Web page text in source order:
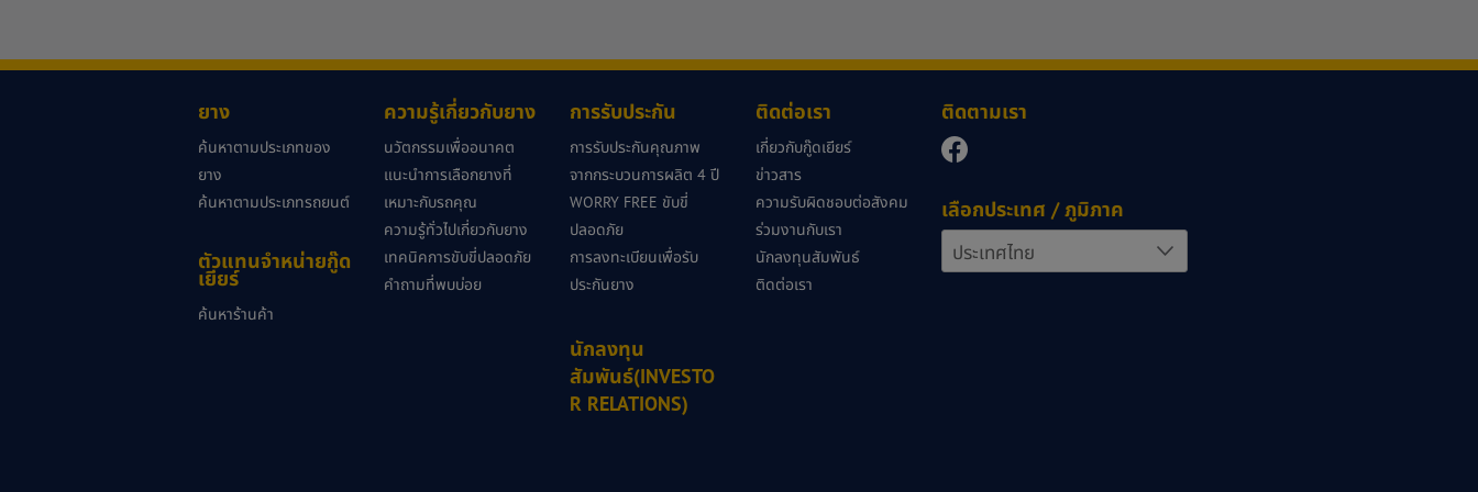
ยาง
ค้นหาตามประเภทของ
ยาง
ค้นหาตามประเภทรถยนต์
ตัวแทนจำหน่ายกู๊ด
เยียร์
ค้นหาร้านค้า
ความรู้เกี่ยวกับยาง
นวัตกรรมเพื่ออนาคต
แนะนำการเลือกยางที่
เหมาะกับรถคุณ
ความรู้ทั่วไปเกี่ยวกับยาง
เทคนิคการขับขี่ปลอดภัย
คำถามที่พบบ่อย
การรับประกัน
การรับประกันคุณภาพ
จากกระบวนการผลิต 4 ปี
WORRY FREE ขับขี่
ปลอดภัย
การลงทะเบียนเพื่อรับ
ประกันยาง
นักลงทุน
สัมพันธ์(INVESTO
R RELATIONS)
ติดต่อเรา
เกี่ยวกับกู๊ดเยียร์
ข่าวสาร
ความรับผิดชอบต่อสังคม
ร่วมงานกับเรา
นักลงทุนสัมพันธ์
ติดต่อเรา
ติดตามเรา
เลือกประเทศ / ภูมิภาค